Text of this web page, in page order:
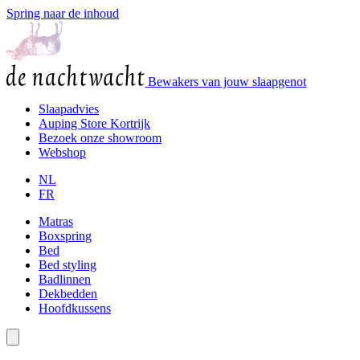
Spring naar de inhoud
Bewakers van jouw slaapgenot
Slaapadvies
Auping Store Kortrijk
Bezoek onze showroom
Webshop
NL
FR
Matras
Boxspring
Bed
Bed styling
Badlinnen
Dekbedden
Hoofdkussens